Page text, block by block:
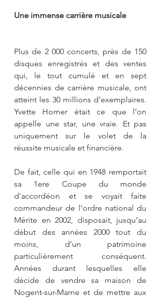
Une immense carrière musicale
Plus de 2 000 concerts, près de 150
disques enregistrés et des ventes
qui, le tout cumulé et en sept
décennies de carrière musicale, ont
atteint les 30 millions d’exemplaires.
Yvette Horner était ce que l’on
appelle une star, une vraie. Et pas
uniquement sur le volet de la
réussite musicale et financière.
De fait, celle qui en 1948 remportait
sa 1ere Coupe du monde
d'accordéon et se voyait faite
commandeur de l'ordre national du
Mérite en 2002, disposait, jusqu’au
début des années 2000 tout du
moins, d’un patrimoine
particulièrement conséquent.
Années durant lesquelles elle
décide de vendre sa maison de
Nogent-sur-Marne et de mettre aux